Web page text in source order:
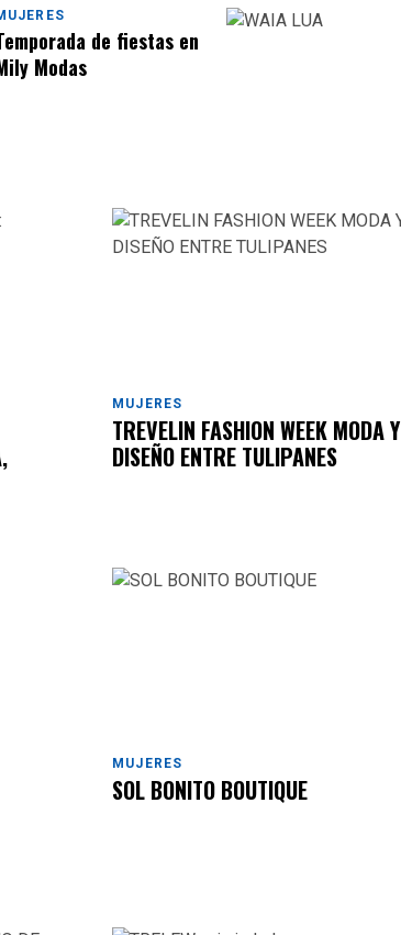
de fiestas en
Modas
MUJERES
TREVELIN FASHION WEEK MODA Y
DISEÑO ENTRE TULIPANES
MUJERES
SOL BONITO BOUTIQUE